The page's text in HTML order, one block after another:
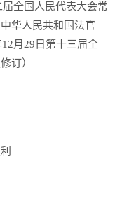
全国人民代表大会常
华人民共和国法官
月29日第十三届全
订）